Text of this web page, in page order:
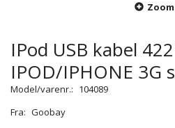
Zoom
IPod USB kabel
IPOD/IPHONE 3G
Model/varenr.: 104089
Fra: Goobay